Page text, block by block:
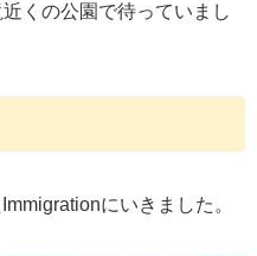
くの公園で待っていまし
にいきました。